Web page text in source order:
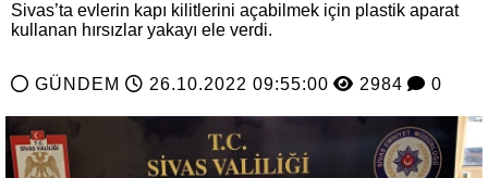
Sivas’ta evlerin kapı kilitlerini açabilmek için plastik aparat
kullanan hırsızlar yakayı ele verdi.
GÜNDEM 26.10.2022 09:55:00 2984 0